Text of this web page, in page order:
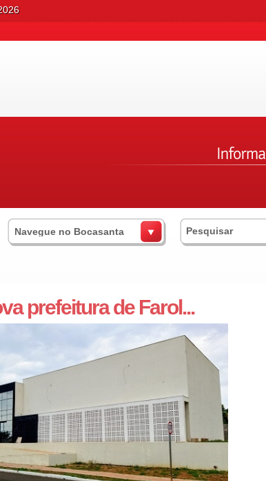
Navegue no Bocasanta
prefeitura de Farol...